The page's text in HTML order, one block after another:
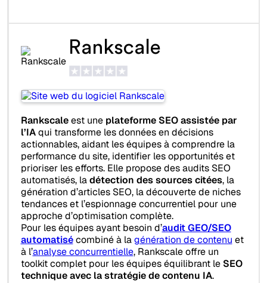
Rankscale
Rankscaleest une plateforme SEO assistée par
l’IAqui transforme les données en décisions
actionnables, aidant les équipes à comprendre la
performance du site, identifier les opportunités et
prioriser les efforts. Elle propose des audits SEO
automatisés, ladétection des sources citées, la
génération d’articles SEO, la découverte de niches
tendances et l’espionnage concurrentiel pour une
approche d’optimisation complète.
Pour les équipes ayant besoin d’audit GEO/SEO
automatisécombiné à lagénération de contenu et
à l’analyse concurrentielle, Rankscale offre un
toolkit complet pour les équipes équilibrant le SEO
technique avec la stratégie de contenu IA.